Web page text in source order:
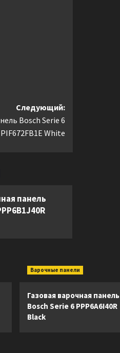
Следующий:
Bosch Serie 6
PIF672FB1E White
панель
Варочные панели
Газовая варочная панель
Bosch Serie 6 PPP6A6I40R
Black